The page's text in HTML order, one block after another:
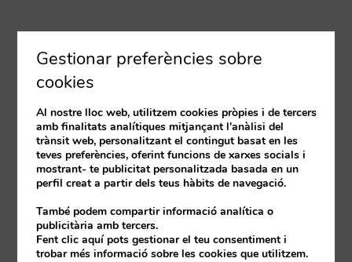
Gestionar preferències sobre
cookies
Al nostre lloc web, utilitzem cookies pròpies i de tercers
amb finalitats analítiques mitjançant l'anàlisi del
trànsit web, personalitzant el contingut basat en les
teves preferències, oferint funcions de xarxes socials i
mostrant- te publicitat personalitzada basada en un
perfil creat a partir dels teus hàbits de navegació.
També podem compartir informació analítica o
publicitària amb tercers.
Fent clic aquí pots gestionar el teu consentiment i
trobar més informació sobre les cookies que utilitzem.